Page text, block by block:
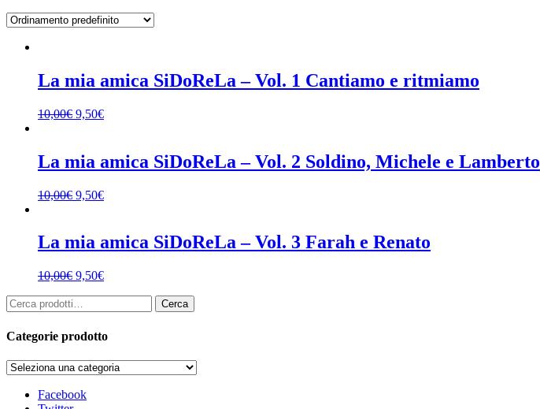
La mia amica SiDoReLa – Vol. 1 Cantiamo e ritmiamo
10,00€ 9,50€
La mia amica SiDoReLa – Vol. 2 Soldino, Michele e Lamberto
10,00€ 9,50€
La mia amica SiDoReLa – Vol. 3 Farah e Renato
10,00€ 9,50€
Cerca:
Cerca
Categorie prodotto
Facebook